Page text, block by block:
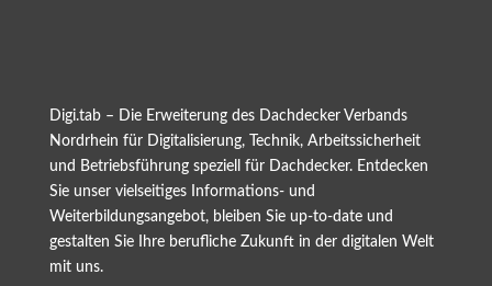
Digi.tab – Die Erweiterung des Dachdecker Verbands
Nordrhein für Digitalisierung, Technik, Arbeitssicherheit
und Betriebsführung speziell für Dachdecker. Entdecken
Sie unser vielseitiges Informations- und
Weiterbildungsangebot, bleiben Sie up-to-date und
gestalten Sie Ihre berufliche Zukunft in der digitalen Welt
mit uns.